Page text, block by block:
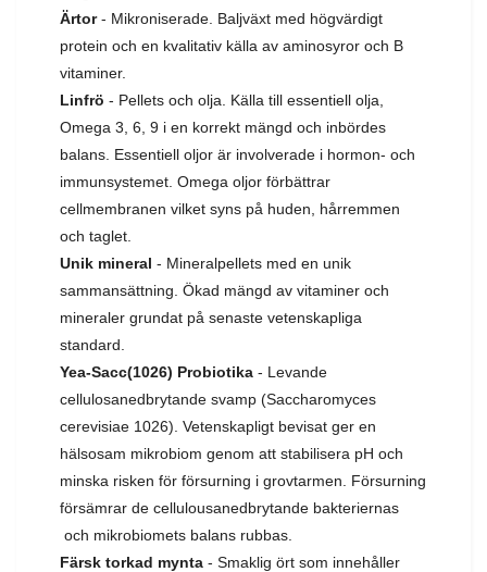
Ärtor- Mikroniserade. Baljväxt med högvärdigt
protein och en kvalitativ källa av aminosyror och B
vitaminer.
Linfrö - Pellets och olja. Källa till essentiell olja,
Omega 3, 6, 9 i en korrekt mängd och inbördes
balans. Essentiell oljor är involverade i hormon- och
immunsystemet. Omega oljor förbättrar
cellmembranen vilket syns på huden, hårremmen
och taglet.
Unik mineral - Mineralpellets med en unik
sammansättning. Ökad mängd av vitaminer och
mineraler grundat på senaste vetenskapliga
standard.
Yea-Sacc(1026) Probiotika - Levande
cellulosanedbrytande svamp (Saccharomyces
cerevisiae 1026). Vetenskapligt bevisat ger en
hälsosam mikrobiom genom att stabilisera pH och
minska risken för försurning i grovtarmen. Försurning
försämrar de cellulousanedbrytande bakteriernas
och mikrobiomets balans rubbas.
Färsk torkad mynta - Smaklig ört som innehåller